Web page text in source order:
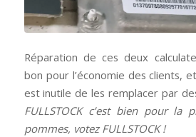
Réparation de ces deux
bon pour l’économie des clients,
est inutile de les remplacer par
FULLSTOCK c’est bien pour la
pommes, votez FULLSTOCK !